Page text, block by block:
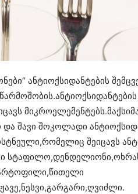
ანტიოქსიდანტების
შავი შოკოლადი
შეიცავს